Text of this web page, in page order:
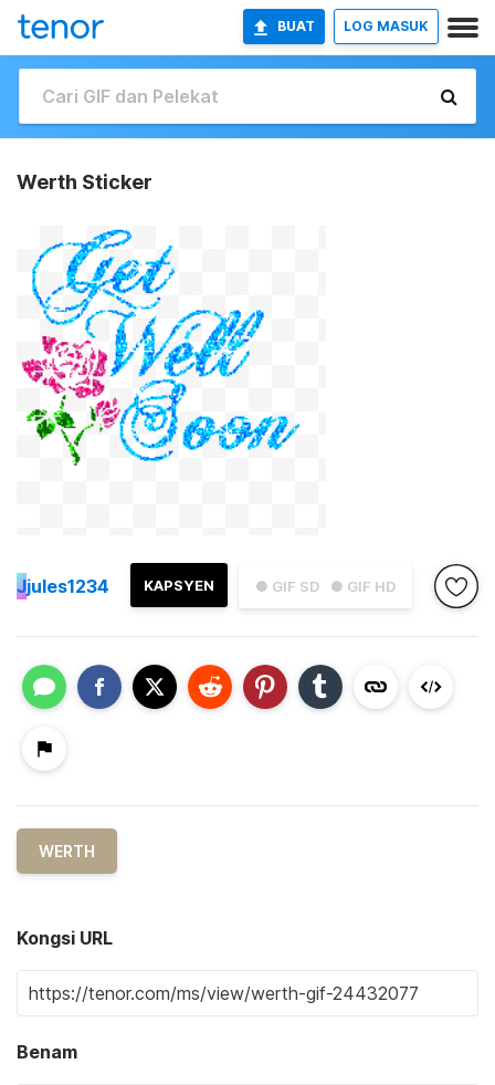
BUAT LOG MASUK
Werth Sticker
● GIF SD ● GIF HD
KAPSYEN
Jjules1234
WERTH
Kongsi URL
Benam